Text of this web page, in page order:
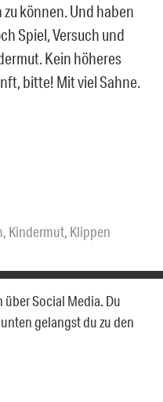
können. Und haben
Spiel, Versuch und
Kein höheres
bitte! Mit viel Sahne.
, Kindermut, Klippen
über Social Media. Du
gelangst du zu den